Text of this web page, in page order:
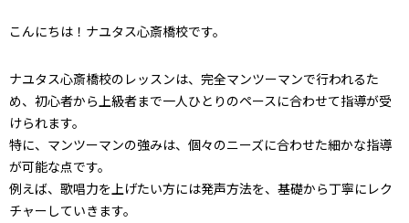
こんにちは！ナユタス心斎橋校です。
ナユタス心斎橋校のレッスンは、完全マンツーマンで行われるた
め、初心者から上級者まで一人ひとりのペースに合わせて指導が受
けられます。
特に、マンツーマンの強みは、個々のニーズに合わせた細かな指導
が可能な点です。
例えば、歌唱力を上げたい方には発声方法を、基礎から丁寧にレク
チャーしていきます。